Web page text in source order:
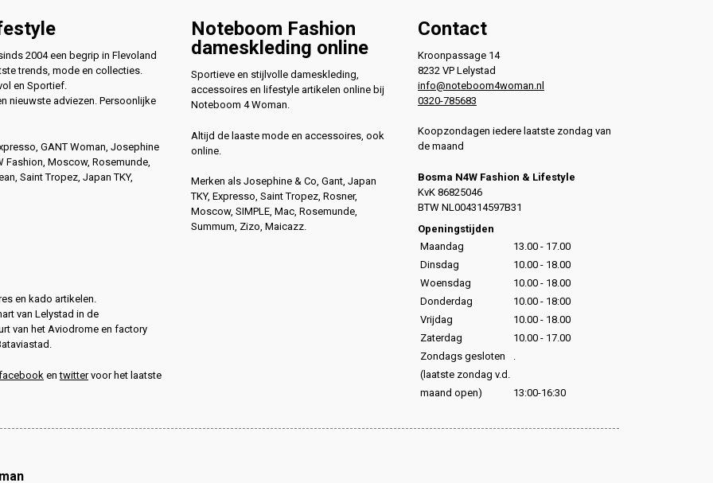
2004 een begrip in Flevoland
trends, mode en collecties.
en Sportief.
nieuwste adviezen. Persoonlijke
GANT Woman, Josephine
Fashion, Moscow, Rosemunde,
Saint Tropez, Japan TKY,
en kado artikelen.
van Lelystad in de
van het Aviodrome en factory
entwittervoor het laatste
Noteboom Fashion
dameskleding online
Sportieve en stijlvolle dameskleding,
accessoires en lifestyle artikelen online bij
Noteboom 4 Woman.
Altijd de laaste mode en accessoires, ook
online.
Merken als Josephine & Co, Gant, Japan
TKY, Expresso, Saint Tropez, Rosner,
Moscow, SIMPLE, Mac, Rosemunde,
Summum, Zizo, Maicazz.
Contact
Kroonpassage 14
8232 VP Lelystad
info@noteboom4woman.nl
0320-785683
Koopzondagen iedere laatste zondag van
de maand
Bosma N4W Fashion & Lifestyle
KvK 86825046
BTW NL004314597B31
Openingstijden
Maandag
13.00 - 17.00
Dinsdag
10.00 - 18.00
Woensdag
10.00 - 18.00
Donderdag
10.00 - 18:00
Vrijdag
10.00 - 18.00
Zaterdag
10.00 - 17.00
Zondags gesloten
(laatste zondag v.d.
maand open)
13:00-16:30